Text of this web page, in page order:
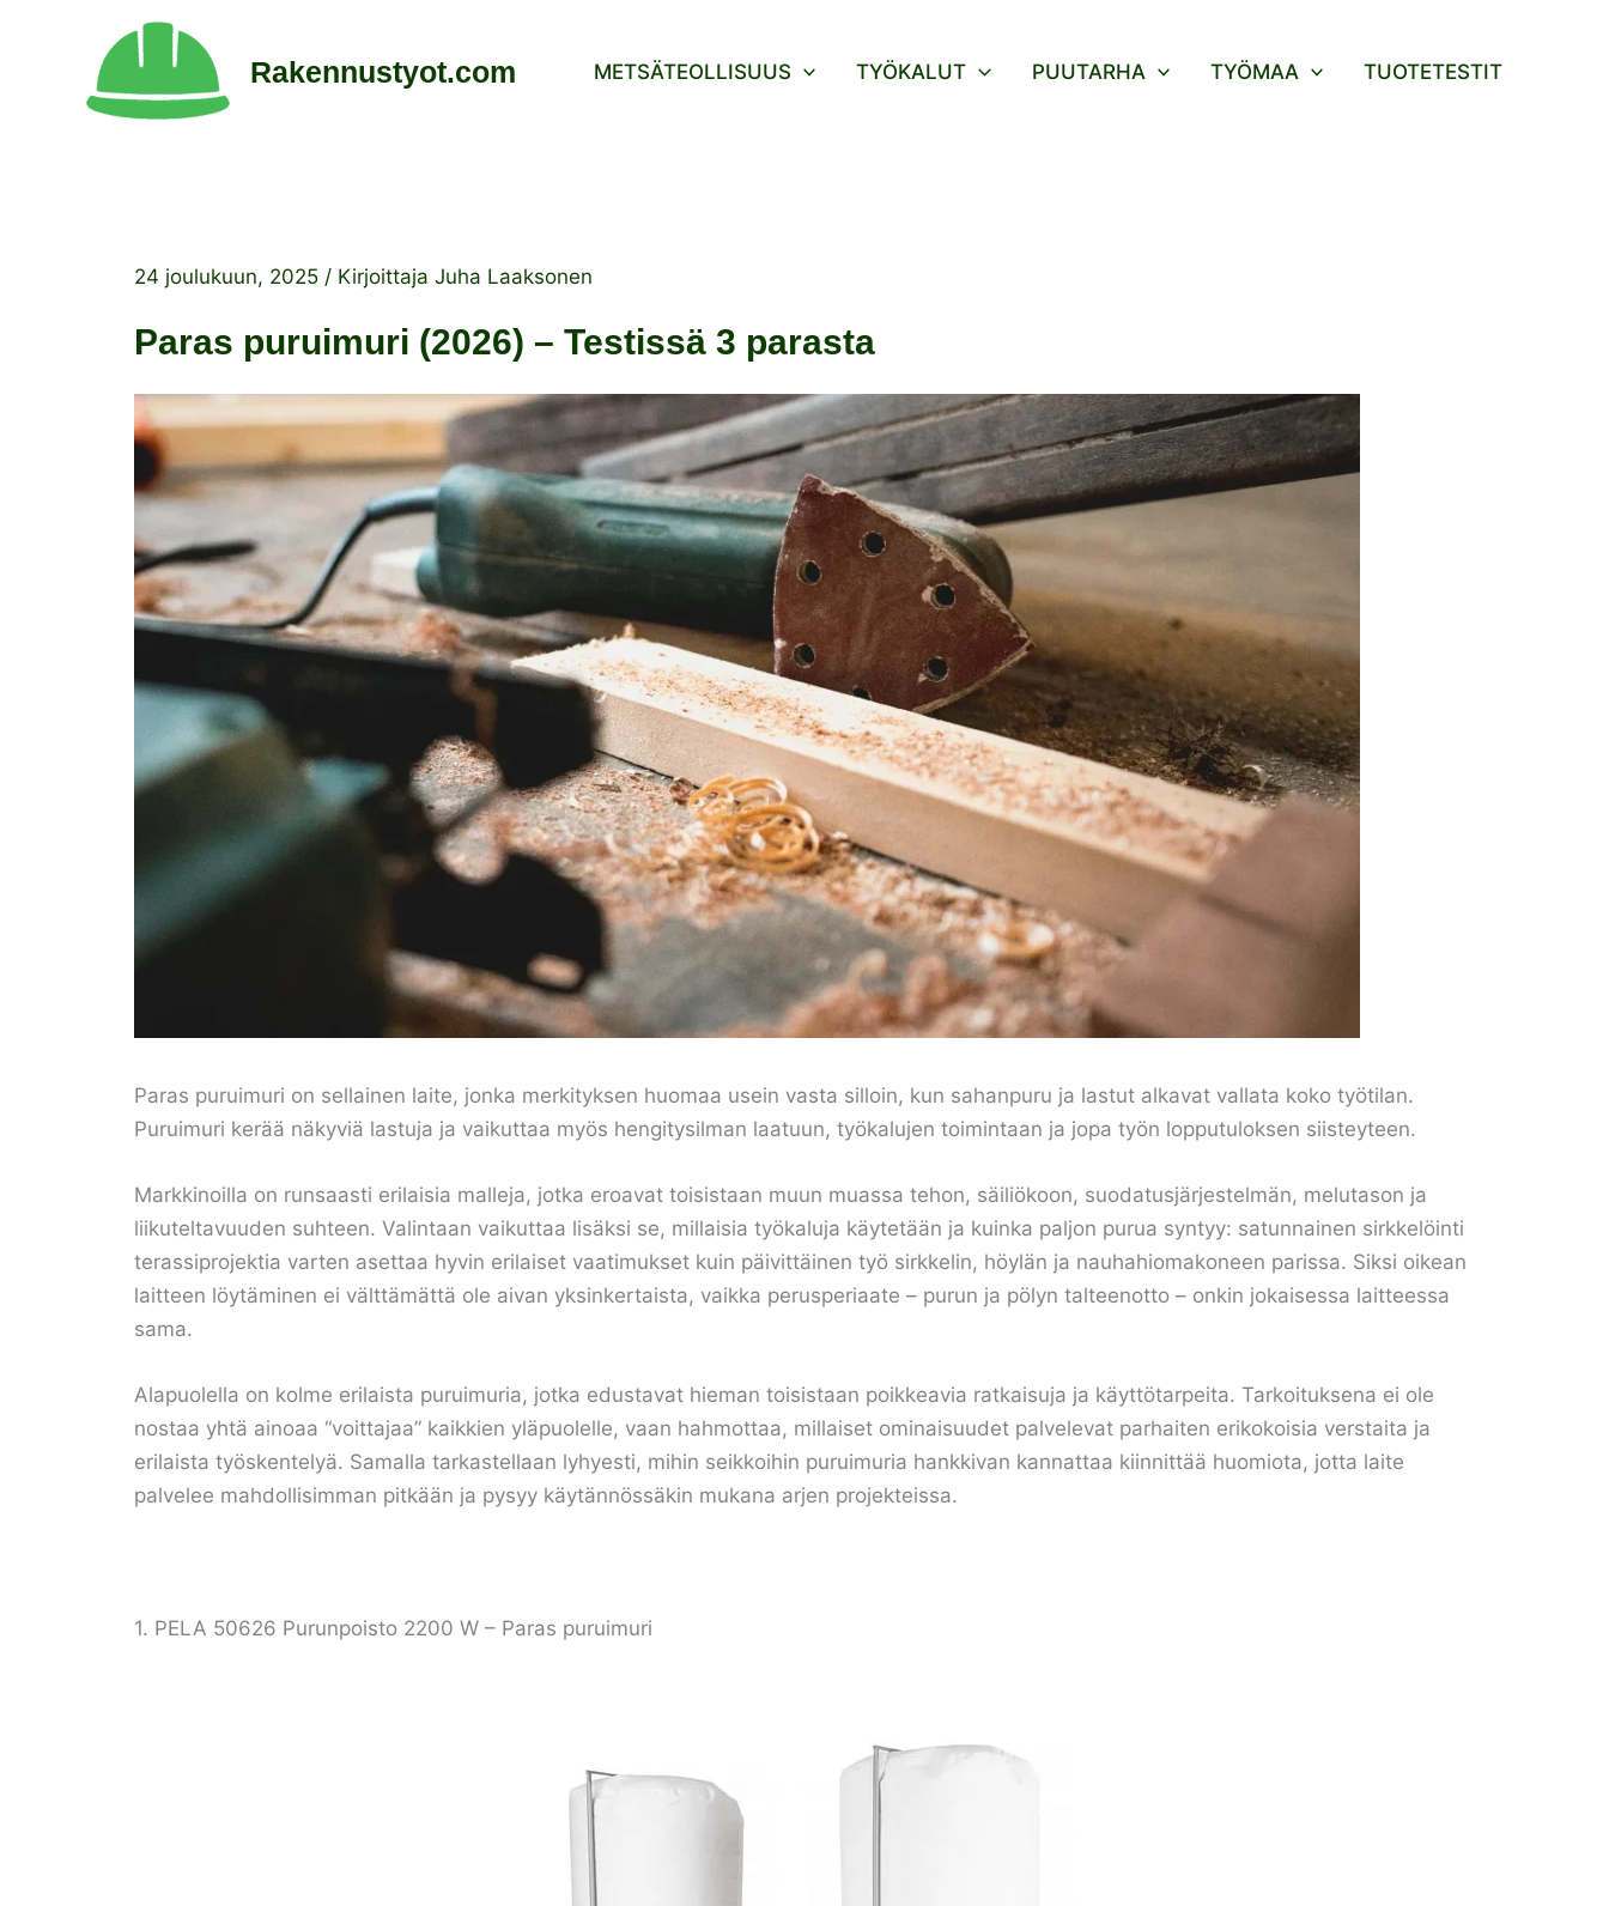
Rakennustyot.com METSÄTEOLLISUUS TYÖKALUT PUUTARHA TYÖMAA TUOTETESTIT
24 joulukuun, 2025 / Kirjoittaja Juha Laaksonen
Paras puruimuri (2026) – Testissä 3 parasta
Paras puruimuri on sellainen laite, jonka merkityksen huomaa usein vasta silloin, kun sahanpuru ja lastut alkavat vallata koko työtilan.
Puruimuri kerää näkyviä lastuja ja vaikuttaa myös hengitysilman laatuun, työkalujen toimintaan ja jopa työn lopputuloksen siisteyteen.
Markkinoilla on runsaasti erilaisia malleja, jotka eroavat toisistaan muun muassa tehon, säiliökoon, suodatusjärjestelmän, melutason ja
liikuteltavuuden suhteen. Valintaan vaikuttaa lisäksi se, millaisia työkaluja käytetään ja kuinka paljon purua syntyy: satunnainen sirkkelöinti
terassiprojektia varten asettaa hyvin erilaiset vaatimukset kuin päivittäinen työ sirkkelin, höylän ja nauhahiomakoneen parissa. Siksi oikean
laitteen löytäminen ei välttämättä ole aivan yksinkertaista, vaikka perusperiaate – purun ja pölyn talteenotto – onkin jokaisessa laitteessa
sama.
Alapuolella on kolme erilaista puruimuria, jotka edustavat hieman toisistaan poikkeavia ratkaisuja ja käyttötarpeita. Tarkoituksena ei ole
nostaa yhtä ainoaa “voittajaa” kaikkien yläpuolelle, vaan hahmottaa, millaiset ominaisuudet palvelevat parhaiten erikokoisia verstaita ja
erilaista työskentelyä. Samalla tarkastellaan lyhyesti, mihin seikkoihin puruimuria hankkivan kannattaa kiinnittää huomiota, jotta laite
palvelee mahdollisimman pitkään ja pysyy käytännössäkin mukana arjen projekteissa.
1. PELA 50626 Purunpoisto 2200 W – Paras puruimuri